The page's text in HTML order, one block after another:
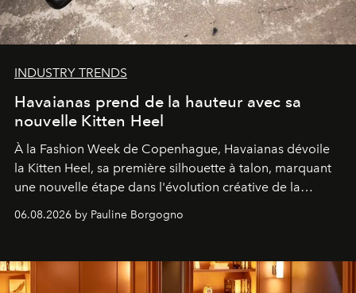
INDUSTRY TRENDS
Havaianas prend de la hauteur avec sa
nouvelle Kitten Heel
À la Fashion Week de Copenhague, Havaianas dévoile
la Kitten Heel, sa première silhouette à talon, marquant
une nouvelle étape dans l'évolution créative de la
06.08.2026 by Pauline Borgogno